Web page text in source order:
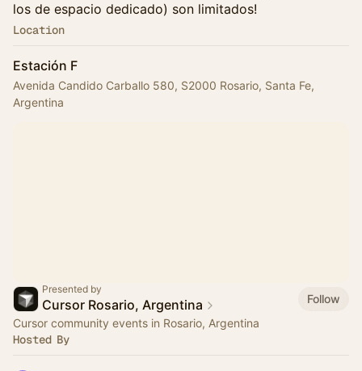
los de espacio dedicado) son limitados!
Location
Estación F
Avenida Candido Carballo 580, S2000 Rosario, Santa Fe,
Argentina
Presented by
Cursor Rosario, Argentina
Follow
Cursor community events in Rosario, Argentina
Hosted By